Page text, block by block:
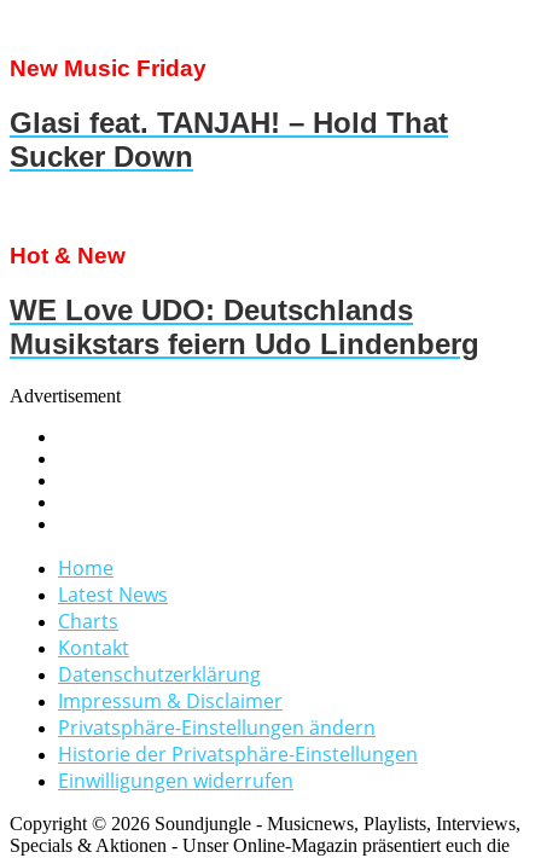
New Music Friday
Glasi feat. TANJAH! – Hold That
Sucker Down
Hot & New
WE Love UDO: Deutschlands
Musikstars feiern Udo Lindenberg
Advertisement
Home
Latest News
Charts
Kontakt
Datenschutzerklärung
Impressum & Disclaimer
Privatsphäre-Einstellungen ändern
Historie der Privatsphäre-Einstellungen
Einwilligungen widerrufen
Copyright © 2026 Soundjungle - Musicnews, Playlists, Interviews,
Specials & Aktionen - Unser Online-Magazin präsentiert euch die